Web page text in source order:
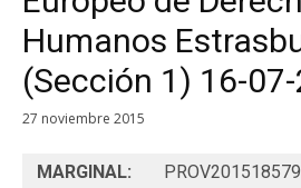
Humanos
(Sección 1) 16-
27 noviembre 2015
MARGINAL: